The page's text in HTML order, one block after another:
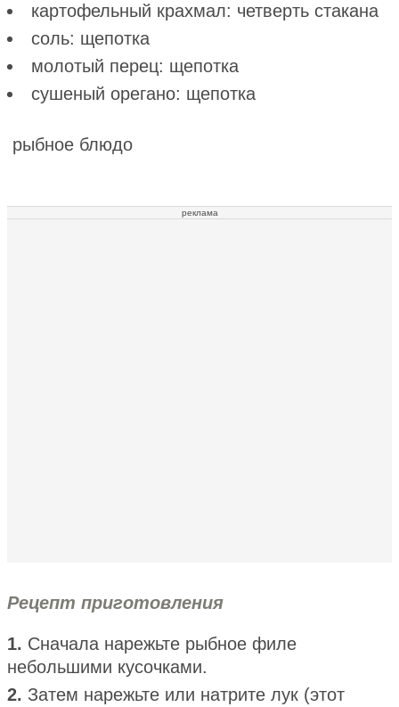
картофельный крахмал: четверть стакана
соль: щепотка
молотый перец: щепотка
сушеный орегано: щепотка
рыбное блюдо
реклама
Рецепт приготовления
1. Сначала нарежьте рыбное филе
небольшими кусочками.
2. Затем нарежьте или натрите лук (этот